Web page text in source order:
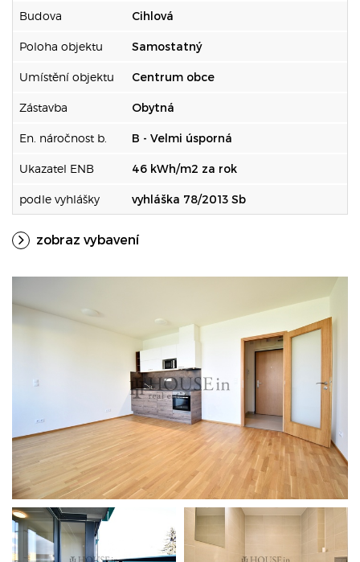
Budova Cihlová
Poloha objektu Samostatný
Umístění objektu Centrum obce
Zástavba Obytná
En. náročnost b. B - Velmi úsporná
Ukazatel ENB 46 kWh/m2 za rok
podle vyhlášky vyhláška 78/2013 Sb
zobraz vybavení